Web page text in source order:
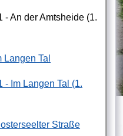
- An der Amtsheide (1.
Tal
- Im Langen Tal (1.
Straße